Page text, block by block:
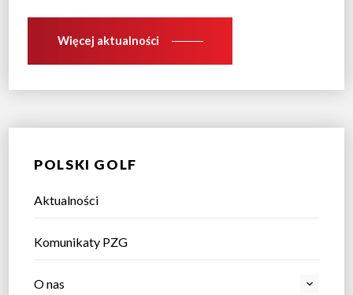
Więcej aktualności
POLSKI GOLF
Aktualności
Komunikaty PZG
O nas